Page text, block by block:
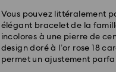
Vous pouvez littéralement
élégant bracelet de la
incolores à une pierre de
design doré à l’or rose 18
permet un ajustement
Frais de livraison standard:
Livraison standard offerte à